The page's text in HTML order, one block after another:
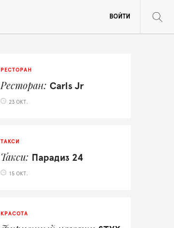
ВОЙТИ
РЕСТОРАН
Ресторан Carls Jr
23 ОКТ.
ТАКСИ
Такси Парадиз 24
15 ОКТ.
КРАСОТА